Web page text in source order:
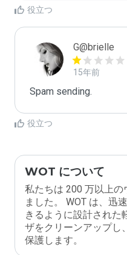
役立つ
G@brielle
15年前
Spam sending.
役立つ
WOT について
私たちは 200 万以上
ました。 WOT は、迅
きるように設計された
ザをクリーンアップし
保護します。